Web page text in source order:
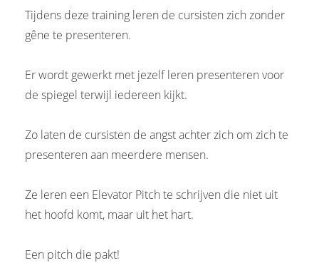
Tijdens deze training leren de cursisten zich zonder
gêne te presenteren.
Er wordt gewerkt met jezelf leren presenteren voor
de spiegel terwijl iedereen kijkt.
Zo laten de cursisten de angst achter zich om zich te
presenteren aan meerdere mensen.
Ze leren een Elevator Pitch te schrijven die niet uit
het hoofd komt, maar uit het hart.
Een pitch die pakt!